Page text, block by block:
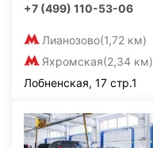
+7 (499) 110-53-06
Лианозово(1,72 км)
Яхромская(2,34 км)
Лобненская, 17 стр.1